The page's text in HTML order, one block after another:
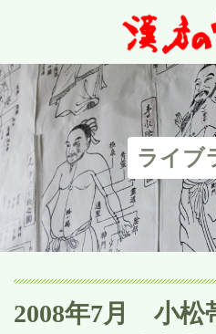
ライブ
2008年7月 小松